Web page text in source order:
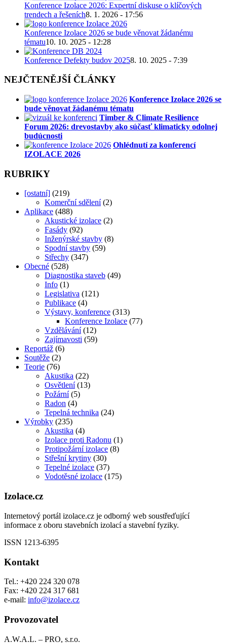
Konference Izolace 2026: Expertní diskuse o klíčových
trendech a řešeních8. 1. 2026 - 17:56
Konference Izolace 2026 se bude věnovat žádanému
tématu10. 10. 2025 - 12:28
Konference Defekty budov 20258. 10. 2025 - 7:39
NEJČTENĚJŠÍ ČLÁNKY
Konference Izolace 2026 se
bude věnovat žádanému tématu
Timber & Climate Resilience
Forum 2026: drevostavby ako súčasť klimaticky odolnej
budúcnosti
Ohlédnutí za konferencí
IZOLACE 2026
RUBRIKY
[ostatní] (219)
Komerční sdělení (2)
Aplikace (488)
Akustické izolace (2)
Fasády (92)
Inženýrské stavby (8)
Spodní stavby (59)
Střechy (347)
Obecné (528)
Diagnostika staveb (49)
Info (1)
Legislativa (121)
Publikace (4)
Výstavy, konference (313)
Konference Izolace (77)
Vzdělávání (12)
Zajímavosti (59)
Reportáž (6)
Soutěže (2)
Teorie (76)
Akustika (22)
Osvětlení (13)
Požární (5)
Radon (4)
Tepelná technika (24)
Výrobky (235)
Akustika (4)
Izolace proti Radonu (1)
Protipožární izolace (8)
Střešní krytiny (30)
Tepelné izolace (37)
Vodotěsné izolace (175)
Izolace.cz
Internetový portál izolace.cz je odborný web soustřeďující
informace z oboru stavebních izolací a stavební fyziky.
ISSN 1213-6395
Kontakt
Tel.: +420 224 320 078
Fax: +420 224 317 681
e-mail: info@izolace.cz
Provozovatel
A.W.A.L. – PRO, s.r.o.